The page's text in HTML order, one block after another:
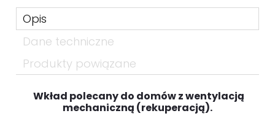
Opis
Dane techniczne
Produkty powiązane
Wkład polecany do domów z wentylacją
mechaniczną (rekuperacją).